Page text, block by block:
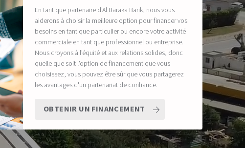
En tant que partenaire d'Al Baraka Bank, nous vous
aiderons à choisir la meilleure option pour financer vos
besoins en tant que particulier ou encore votre activité
commerciale en tant que professionnel ou entreprise.
Nous croyons à l'équité et aux relations solides, donc
quelle que soit l'option de financement que vous
choisissez, vous pouvez être sûr que vous partagerez
les avantages d'un partenariat de confiance.
OBTENIR UN FINANCEMENT